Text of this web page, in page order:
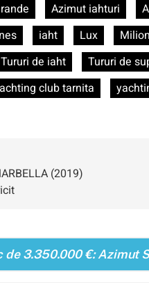
Azimut iahturi
iaht Lux
Tururi de iaht Tururi de
club tarnita
(2019)
3.350.000 €: Azimut